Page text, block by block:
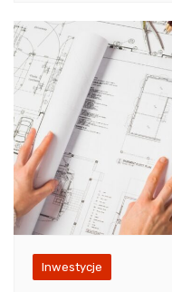
Inwestycje